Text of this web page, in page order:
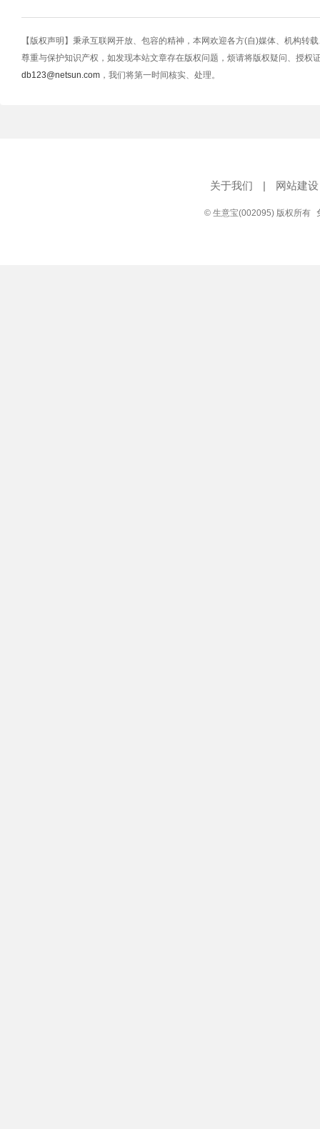
【版权声明】秉承互联网开放、包容的精神，本网欢迎各方(自)媒体、机构转
尊重与保护知识产权，如发现本站文章存在版权问题，烦请将版权疑问、授权
db123@netsun.com ，我们将第一时间核实、处理。
关于我们 | 网站建设
© 生意宝(002095) 版权所有